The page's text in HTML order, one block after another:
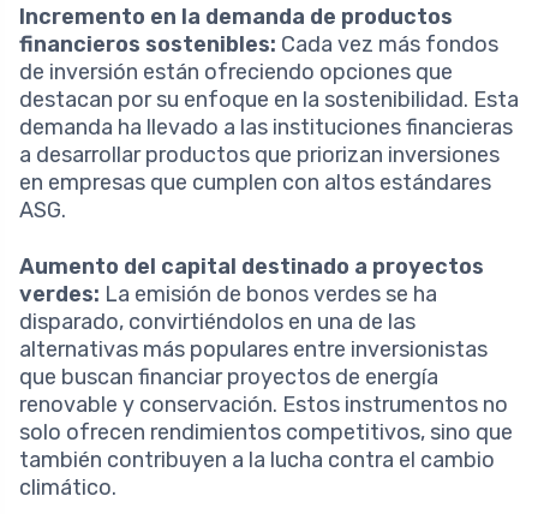
Incremento en la demanda de productos
financieros sostenibles: Cada vez más fondos
de inversión están ofreciendo opciones que
destacan por su enfoque en la sostenibilidad. Esta
demanda ha llevado a las instituciones financieras
a desarrollar productos que priorizan inversiones
en empresas que cumplen con altos estándares
ASG.
Aumento del capital destinado a proyectos
verdes: La emisión de bonos verdes se ha
disparado, convirtiéndolos en una de las
alternativas más populares entre inversionistas
que buscan financiar proyectos de energía
renovable y conservación. Estos instrumentos no
solo ofrecen rendimientos competitivos, sino que
también contribuyen a la lucha contra el cambio
climático.